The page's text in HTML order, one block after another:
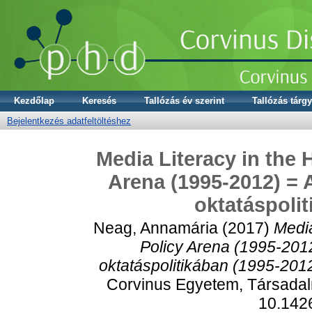
Kezdőlap Keresés Tallózás év szerint
Tallózás
Bejelentkezés adatfeltöltéshez
Media Literacy in the
Arena (1995-2012) =
Neag, Annamária(2017)
Policy Arena (1995-
oktatáspolitikában (1995-
Corvinus Egyetem,